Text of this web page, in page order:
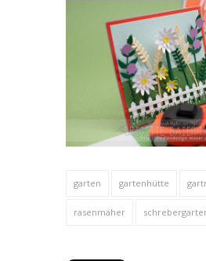
garten gartenhütte
rasenmäher